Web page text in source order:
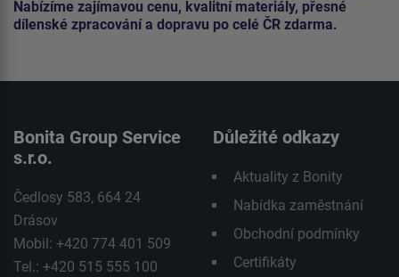
Nabízíme zajímavou cenu, kvalitní materiály, přesné
dílenské zpracování a dopravu po celé ČR zdarma.
Bonita Group Service
s.r.o.
Čedlosy 583, 664 24
Drásov
Mobil: +420 774 401 509
Tel.: +420 515 555 100
Důležité odkazy
Aktuality z Bonity
Nabídka zaměstnání
Obchodní podmínky
Certifikáty